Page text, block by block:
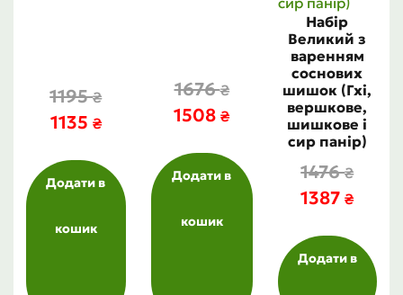
1195₴
1135 ₴
Додати в
кошик
1676₴
1508 ₴
Додати в
кошик
Набір
Великий з
варенням
соснових
шишок (Гхі,
вершкове,
шишкове і
сир панір)
1476₴
1387₴
Додати в